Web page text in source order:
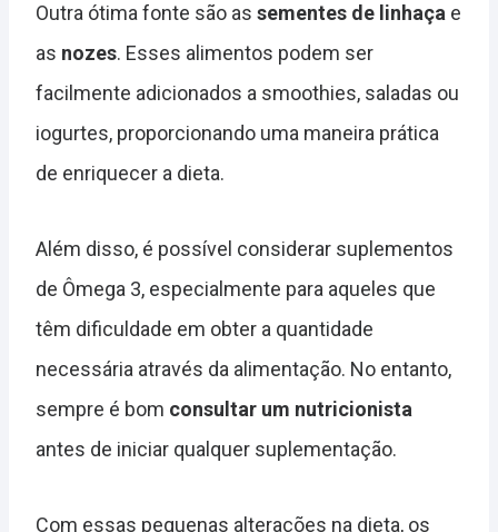
Outra ótima fonte são as sementes de linhaça e
as nozes. Esses alimentos podem ser
facilmente adicionados a smoothies, saladas ou
iogurtes, proporcionando uma maneira prática
de enriquecer a dieta.
Além disso, é possível considerar suplementos
de Ômega 3, especialmente para aqueles que
têm dificuldade em obter a quantidade
necessária através da alimentação. No entanto,
sempre é bom consultar um nutricionista
antes de iniciar qualquer suplementação.
Com essas pequenas alterações na dieta, os